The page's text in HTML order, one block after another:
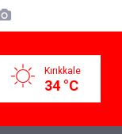
Kırıkkale
34 °C